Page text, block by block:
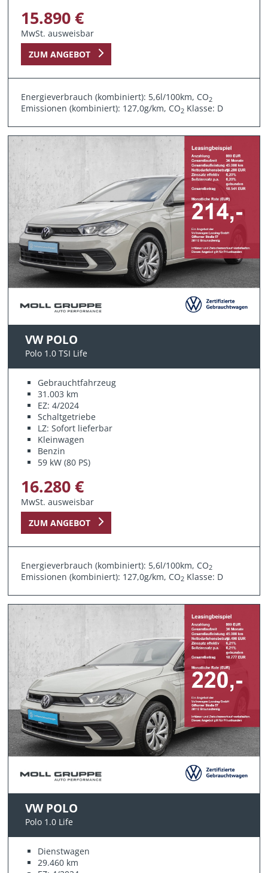
15.890 €
MwSt. ausweisbar
ZUM ANGEBOT
Energieverbrauch (kombiniert): 5,6l/100km, CO2
Emissionen (kombiniert): 127,0g/km, CO2 Klasse: D
VW POLO
Polo 1.0 TSI Life
Gebrauchtfahrzeug
31.003 km
EZ: 4/2024
Schaltgetriebe
LZ: Sofort lieferbar
Kleinwagen
Benzin
59 kW (80 PS)
16.280 €
MwSt. ausweisbar
ZUM ANGEBOT
Energieverbrauch (kombiniert): 5,6l/100km, CO2
Emissionen (kombiniert): 127,0g/km, CO2 Klasse: D
VW POLO
Polo 1.0 Life
Dienstwagen
29.460 km